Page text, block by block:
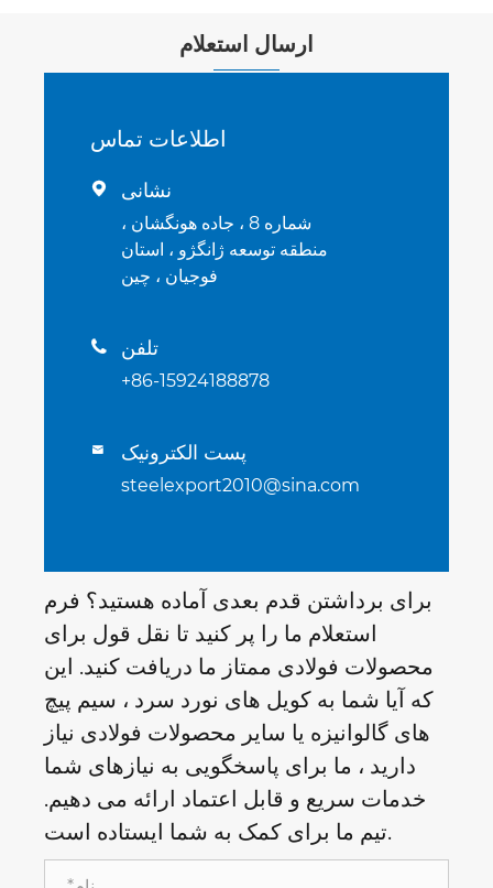
ارسال استعلام
اطلاعات تماس
 نشانی
شماره 8 ، جاده هونگشان ،
منطقه توسعه ژانگژو ، استان
فوجیان ، چین
 تلفن
+86-15924188878
 پست الکترونیک
steelexport2010@sina.com
برای برداشتن قدم بعدی آماده هستید؟ فرم
استعلام ما را پر کنید تا نقل قول برای
محصولات فولادی ممتاز ما دریافت کنید. این
که آیا شما به کویل های نورد سرد ، سیم پیچ
های گالوانیزه یا سایر محصولات فولادی نیاز
دارید ، ما برای پاسخگویی به نیازهای شما
خدمات سریع و قابل اعتماد ارائه می دهیم.
تیم ما برای کمک به شما ایستاده است.